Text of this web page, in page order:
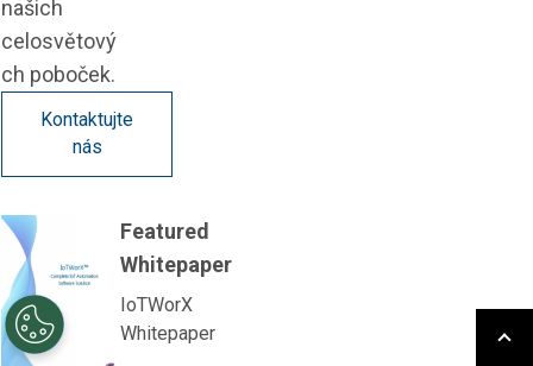
našich
celosvětový
ch poboček.
Kontaktujte
nás
Featured
Whitepaper
IoTWorX
Whitepaper